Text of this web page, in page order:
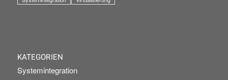
KATEGORIEN
Systemintegration